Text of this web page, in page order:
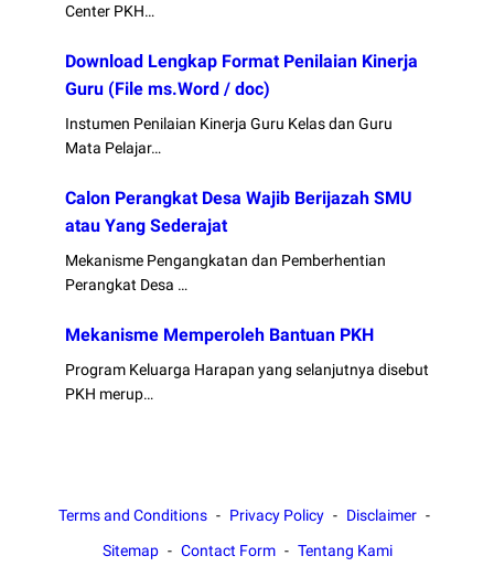
Center PKH…
Download Lengkap Format Penilaian Kinerja
Guru (File ms.Word / doc)
Instumen Penilaian Kinerja Guru Kelas dan Guru
Mata Pelajar…
Calon Perangkat Desa Wajib Berijazah SMU
atau Yang Sederajat
Mekanisme Pengangkatan dan Pemberhentian
Perangkat Desa …
Mekanisme Memperoleh Bantuan PKH
Program Keluarga Harapan yang selanjutnya disebut
PKH merup…
Terms and Conditions Privacy Policy
Disclaimer
Sitemap
Contact Form Tentang Kami